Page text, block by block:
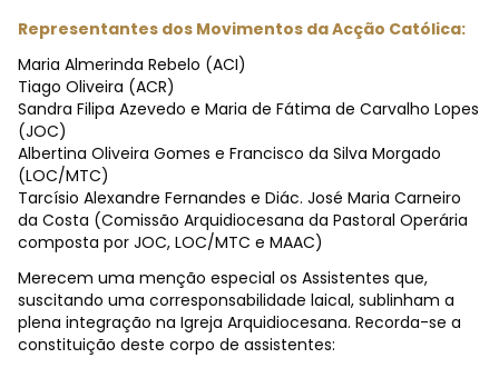
Representantes dos Movimentos da Acção Católica:
Maria Almerinda Rebelo (ACI)
Tiago Oliveira (ACR)
Sandra Filipa Azevedo e Maria de Fátima de Carvalho Lopes
(JOC)
Albertina Oliveira Gomes e Francisco da Silva Morgado
(LOC/MTC)
Tarcísio Alexandre Fernandes e Diác. José Maria Carneiro
da Costa (Comissão Arquidiocesana da Pastoral Operária
composta por JOC, LOC/MTC e MAAC)
Merecem uma menção especial os Assistentes que,
suscitando uma corresponsabilidade laical, sublinham a
plena integração na Igreja Arquidiocesana. Recorda-se a
constituição deste corpo de assistentes: